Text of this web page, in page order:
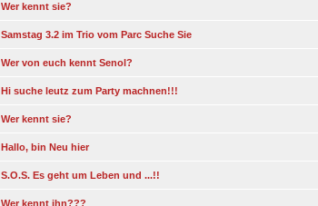
Wer kennt sie?
Samstag 3.2 im Trio vom Parc Suche Sie
Wer von euch kennt Senol?
Hi suche leutz zum Party machnen!!!
Wer kennt sie?
Hallo, bin Neu hier
S.O.S. Es geht um Leben und ...!!
Wer kennt ihn???